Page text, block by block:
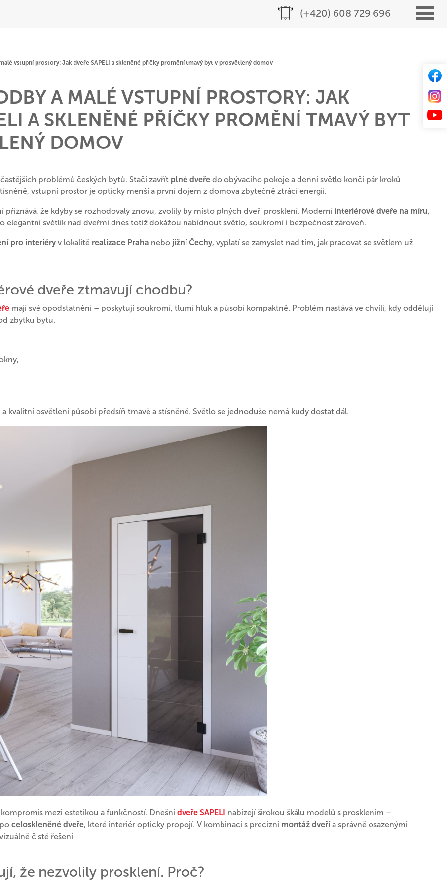
(+420) 608 729 696
vstupní prostory: Jak dveře SAPELI a skleněné příčky promění tmavý byt v prosvětlený domov
A MALÉ VSTUPNÍ PROSTORY: JAK
A SKLENĚNÉ PŘÍČKY PROMĚNÍ TMAVÝ BYT
DOMOV
problémů českých bytů. Stačí zavřít plné dveře do obývacího pokoje a denní světlo končí pár kroků
vstupní prostor je opticky menší a první dojem z domova zbytečně ztrácí energii.
přiznává, že kdyby se rozhodovaly znovu, zvolily by místo plných dveří prosklení. Moderní interiérové dveře na míru,
elegantní světlík nad dveřmi dnes totiž dokážou nabídnout světlo, soukromí i bezpečnost zároveň.
pro interiéry v lokalitě realizace Praha nebo jižní Čechy, vyplatí se zamyslet nad tím, jak pracovat se světlem už
dveře ztmavují chodbu?
mají své opodstatnění – poskytují soukromí, tlumí hluk a působí kompaktně. Problém nastává ve chvíli, kdy oddělují
zbytku bytu.
a kvalitní osvětlení působí předsíň tmavě a stísněně. Světlo se jednoduše nemá kudy dostat dál.
mezi estetikou a funkčností. Dnešní dveře SAPELI nabízejí širokou škálu modelů s prosklením –
celoskleněné dveře, které interiér opticky propojí. V kombinaci s precizní montáž dveřía správně osazenými
čisté řešení.
že nezvolily prosklení. Proč?